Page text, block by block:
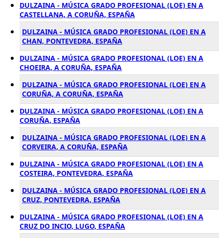
DULZAINA - MÚSICA GRADO PROFESIONAL (LOE) EN A
CASTELLANA, A CORUÑA, ESPAÑA
DULZAINA - MÚSICA GRADO PROFESIONAL (LOE) EN A
CHAN, PONTEVEDRA, ESPAÑA
DULZAINA - MÚSICA GRADO PROFESIONAL (LOE) EN A
CHOEIRA, A CORUÑA, ESPAÑA
DULZAINA - MÚSICA GRADO PROFESIONAL (LOE) EN A
CORUÑA, A CORUÑA, ESPAÑA
DULZAINA - MÚSICA GRADO PROFESIONAL (LOE) EN A
CORUÑA, ESPAÑA
DULZAINA - MÚSICA GRADO PROFESIONAL (LOE) EN A
CORVEIRA, A CORUÑA, ESPAÑA
DULZAINA - MÚSICA GRADO PROFESIONAL (LOE) EN A
COSTEIRA, PONTEVEDRA, ESPAÑA
DULZAINA - MÚSICA GRADO PROFESIONAL (LOE) EN A
CRUZ, PONTEVEDRA, ESPAÑA
DULZAINA - MÚSICA GRADO PROFESIONAL (LOE) EN A
CRUZ DO INCIO, LUGO, ESPAÑA